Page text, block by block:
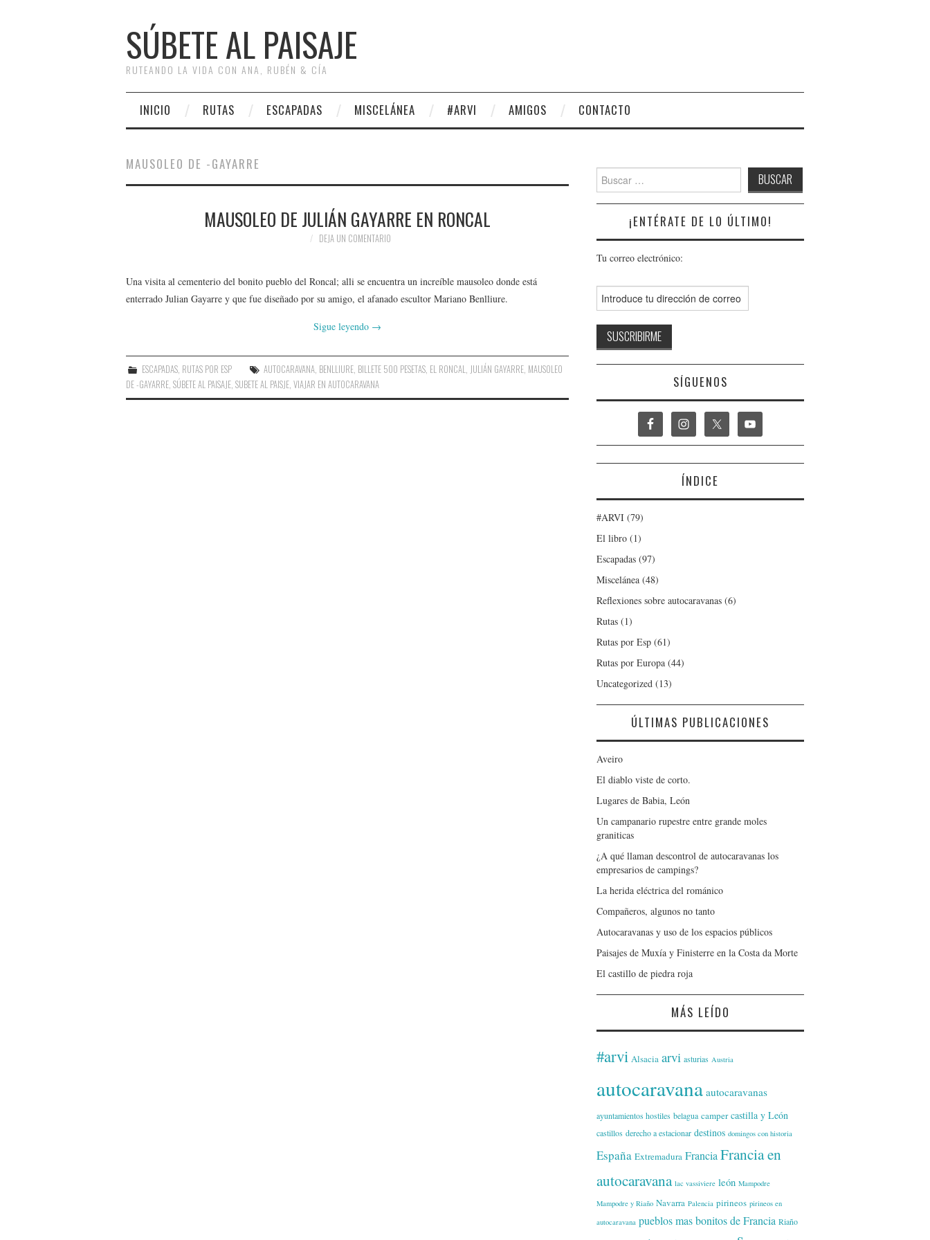
SÚBETE AL PAISAJE
RUTEANDO LA VIDA CON ANA, RUBÉN & CÍA
INICIO RUTAS ESCAPADAS MISCELÁNEA #ARVI AMIGOS CONTACTO
MAUSOLEO DE -GAYARRE
MAUSOLEO DE JULIÁN GAYARRE EN RONCAL
DEJA UN COMENTARIO
Una visita al cementerio del bonito pueblo del Roncal; alli se encuentra un increíble mausoleo donde está
enterrado Julian Gayarre y que fue diseñado por su amigo, el afanado escultor Mariano Benlliure.
Sigue leyendo →
ESCAPADAS RUTAS POR ESP AUTOCARAVANA BENLLIURE BILLETE 500 PESETAS EL RONCAL JULIÁN GAYARRE MAUSOLEO
DE -GAYARRE SÚBETE AL PAISAJE SUBETE AL PAISJE VIAJAR EN AUTOCARAVANA
Buscar:
¡ENTÉRATE DE LO ÚLTIMO!
Tu correo electrónico:
SÍGUENOS
ÍNDICE
#ARVI (79)
El libro (1)
Escapadas (97)
Miscelánea (48)
Reflexiones sobre autocaravanas (6)
Rutas (1)
Rutas por Esp (61)
Rutas por Europa (44)
Uncategorized (13)
ÚLTIMAS PUBLICACIONES
Aveiro
El diablo viste de corto.
Lugares de Babia, León
Un campanario rupestre entre grande moles
graniticas
¿A qué llaman descontrol de autocaravanas los
empresarios de campings?
La herida eléctrica del románico
Compañeros, algunos no tanto
Autocaravanas y uso de los espacios públicos
Paisajes de Muxía y Finisterre en la Costa da Morte
El castillo de piedra roja
MÁS LEÍDO
#arvi Alsacia arvi asturias Austria
autocaravana autocaravanas
ayuntamientos hostiles belagua camper castilla y León
castillos derecho a estacionar destinos domingos con historia
España Extremadura Francia Francia en
autocaravana lac vassiviere león Mampodre
Mampodre y Riaño Navarra Palencia pirineos pirineos en
autocaravana pueblos mas bonitos de Francia Riaño